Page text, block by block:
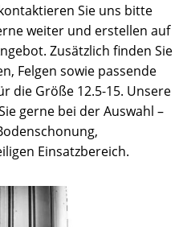
Sie uns bitte
weiter und erstellen auf
Zusätzlich finden Sie
Felgen sowie passende
die Größe 12.5-15. Unsere
gerne bei der Auswahl –
Einsatzbereich.